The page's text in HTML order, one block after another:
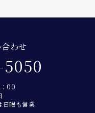
わせ
00
日曜も営業